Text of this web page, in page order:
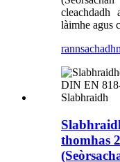
cleachdadh
làimhe agus
rannsachadh
thomhas